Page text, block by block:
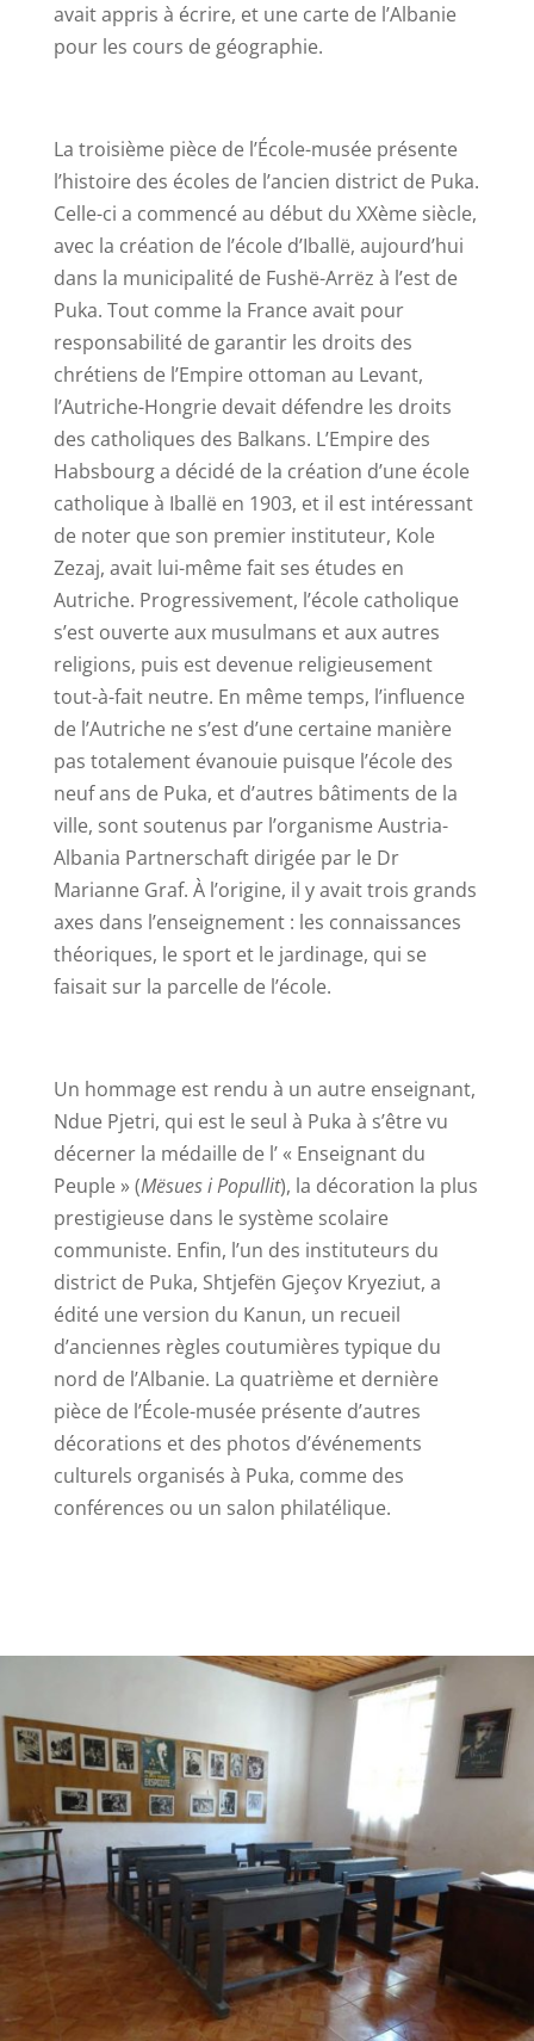
avait appris à écrire, et une carte de l’Albanie
pour les cours de géographie.
La troisième pièce de l’École-musée présente
l’histoire des écoles de l’ancien district de Puka.
Celle-ci a commencé au début du XXème siècle,
avec la création de l’école d’Iballë, aujourd’hui
dans la municipalité de Fushë-Arrëz à l’est de
Puka. Tout comme la France avait pour
responsabilité de garantir les droits des
chrétiens de l’Empire ottoman au Levant,
l’Autriche-Hongrie devait défendre les droits
des catholiques des Balkans. L’Empire des
Habsbourg a décidé de la création d’une école
catholique à Iballë en 1903, et il est intéressant
de noter que son premier instituteur, Kole
Zezaj, avait lui-même fait ses études en
Autriche. Progressivement, l’école catholique
s’est ouverte aux musulmans et aux autres
religions, puis est devenue religieusement
tout-à-fait neutre. En même temps, l’influence
de l’Autriche ne s’est d’une certaine manière
pas totalement évanouie puisque l’école des
neuf ans de Puka, et d’autres bâtiments de la
ville, sont soutenus par l’organisme Austria-
Albania Partnerschaft dirigée par le Dr
Marianne Graf. À l’origine, il y avait trois grands
axes dans l’enseignement : les connaissances
théoriques, le sport et le jardinage, qui se
faisait sur la parcelle de l’école.
Un hommage est rendu à un autre enseignant,
Ndue Pjetri, qui est le seul à Puka à s’être vu
décerner la médaille de l’ « Enseignant du
Peuple » (Mësues i Popullit), la décoration la plus
prestigieuse dans le système scolaire
communiste. Enfin, l’un des instituteurs du
district de Puka, Shtjefën Gjeçov Kryeziut, a
édité une version du Kanun, un recueil
d’anciennes règles coutumières typique du
nord de l’Albanie. La quatrième et dernière
pièce de l’École-musée présente d’autres
décorations et des photos d’événements
culturels organisés à Puka, comme des
conférences ou un salon philatélique.